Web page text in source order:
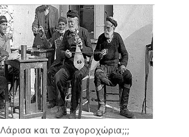
και τα Ζαγοροχώρια;;;